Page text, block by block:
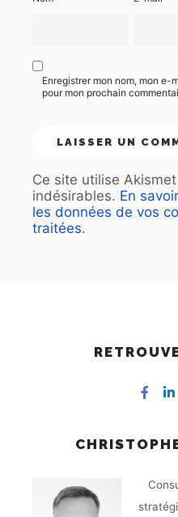
Enregistrer mon nom, mon e-
pour mon prochain
Ce site utilise
indésirables. En
les données de vos
traitées.